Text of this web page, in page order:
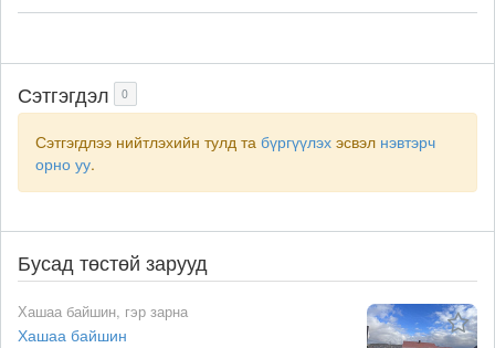
Сэтгэгдэл 0
Сэтгэгдлээ нийтлэхийн тулд та бүргүүлэх эсвэл нэвтэрч
орно уу.
Бусад төстөй зарууд
Хашаа байшин, гэр зарна
Хашаа байшин